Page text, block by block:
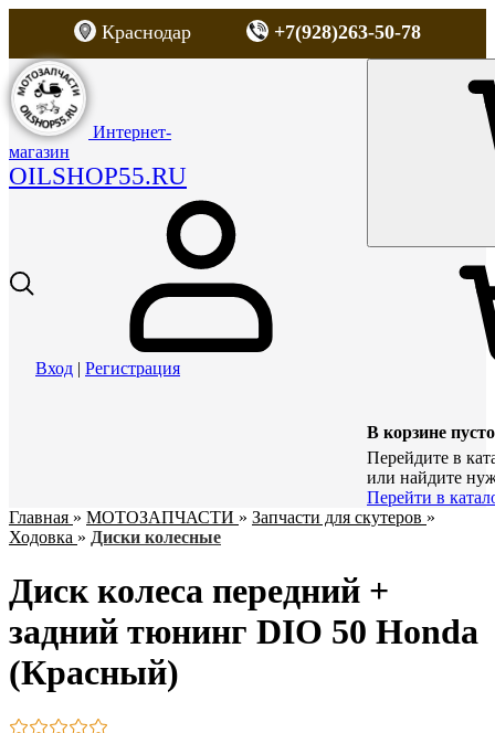
Краснодар +7(928)263-50-78
Интернет-
магазин
OILSHOP55.RU
Вход | Регистрация
В корзине пусто
Перейдите в
или найдите
Перейти в
Главная » МОТОЗАПЧАСТИ » Запчасти для скутеров »
Ходовка » Диски колесные
Диск колеса передний +
задний тюнинг DIO 50 Honda
(Красный)